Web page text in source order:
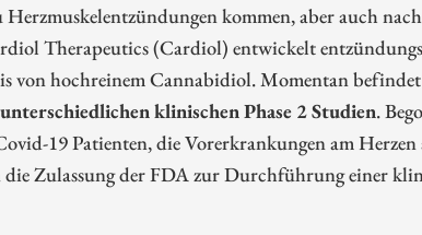
kommen, aber auch
Therapeutics (Cardiol) entwickelt
von hochreinem Cannabidiol. Momentan
klinischen Phase 2 Studien.
19 Patienten, die Vorerkrankungen am Herzen
Zulassung der FDA zur Durchführung einer